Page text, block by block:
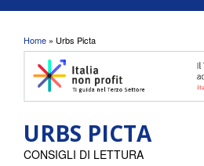
Tu sei qui
Home » Urbs Picta
URBS PICTA
CONSIGLI DI LETTURA